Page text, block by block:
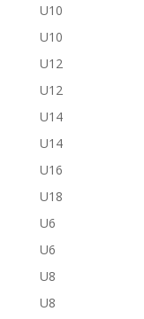
U10
U10
U12
U12
U14
U14
U16
U18
U6
U6
U8
U8